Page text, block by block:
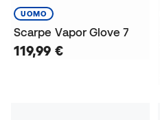
UOMO
Scarpe Vapor Glove 7
119,99 €